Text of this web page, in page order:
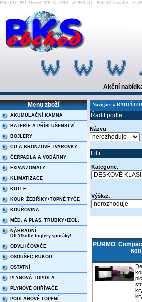
RADIÁTORY DESKOVÉ KLASIK _KORADO - RADIK radiátor
Akční
Menu zboží
AKUMULAČNÍ KAMNA
BATERIE A PŘÍSLUŠENSTVÍ
BOJLERY
CU A BRONZOVÉ TVAROVKY
ČERPADLA A VODÁRNY
EXPANZOMATY
KLIMATIZACE
KOTLE
KOUP. ŽEBŘÍKY+TOPNÉ TYČE
KOUŘOVINA
MĚD. A PLAS. TRUBKY+IZOL.
NÁHRADNÍ
DÍLY/kotle,bojlery,sporáky/
ODVLHČOVAČE
OSOUŠEČ RUKOU
OSTATNÍ
PLYNOVÁ TOPIDLA
PLYNOVÉ OHŘÍVAČE
PODLAHOVÉ TOPENÍ
Navigace »
Řadit podle:
Názvu:
Filtr:
Kategorie:
Výška::
PURMO